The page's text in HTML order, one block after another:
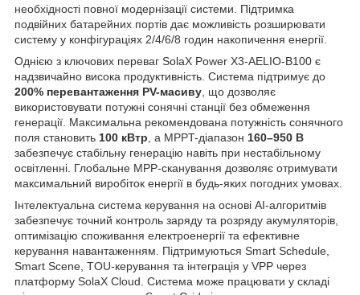
необхідності повної модернізації системи. Підтримка
подвійних батарейних портів дає можливість розширювати
систему у конфігураціях 2/4/6/8 годин накопичення енергії.
Однією з ключових переваг SolaX Power X3-AELIO-B100 є
надзвичайно висока продуктивність. Система підтримує до
200% перевантаження PV-масиву , що дозволяє
використовувати потужні сонячні станції без обмеження
генерації. Максимальна рекомендована потужність сонячного
поля становить 100 кВтp , а MPPT-діапазон 160–950 В
забезпечує стабільну генерацію навіть при нестабільному
освітленні. Глобальне MPP-сканування дозволяє отримувати
максимальний виробіток енергії в будь-яких погодних умовах.
Інтелектуальна система керування на основі AI-алгоритмів
забезпечує точний контроль заряду та розряду акумуляторів,
оптимізацію споживання електроенергії та ефективне
керування навантаженням. Підтримуються Smart Schedule,
Smart Scene, TOU-керування та інтеграція у VPP через
платформу SolaX Cloud. Система може працювати у складі